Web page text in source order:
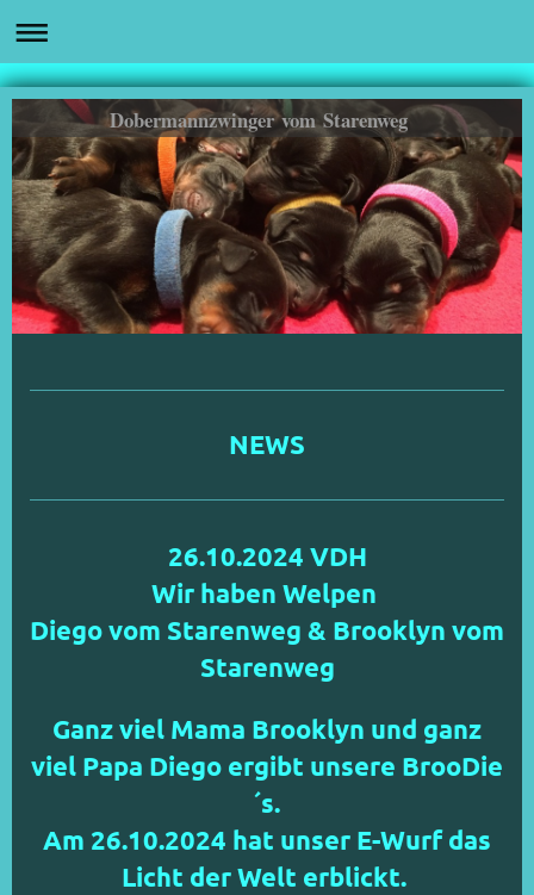
Dobermannzwinger vom Starenweg
NEWS
26.10.2024 VDH
Wir haben Welpen
Diego vom Starenweg & Brooklyn vom
Starenweg
Ganz viel Mama Brooklyn und ganz
viel Papa Diego ergibt unsere BrooDie
´s.
Am 26.10.2024 hat unser E-Wurf das
Licht der Welt erblickt.